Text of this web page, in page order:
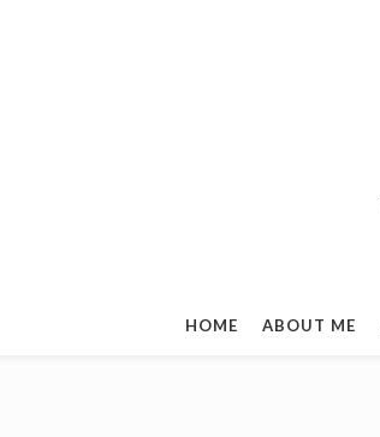
HOME ABOUT ME